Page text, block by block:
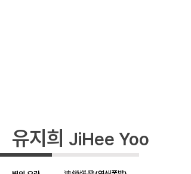
​유지희 JiHee Yoo